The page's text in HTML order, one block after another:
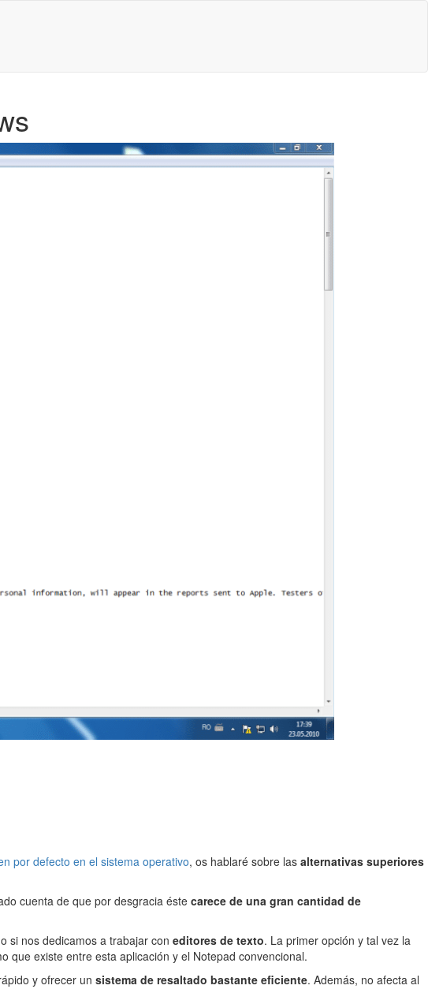
por defecto en el sistema operativo, os hablaré sobre las alternativas superiores
cuenta de que por desgracia éste carece de una gran cantidad de
si nos dedicamos a trabajar con editores de texto. La primer opción y tal vez la
que existe entre esta aplicación y el Notepad convencional.
y ofrecer un sistema de resaltado bastante eficiente. Además, no afecta al